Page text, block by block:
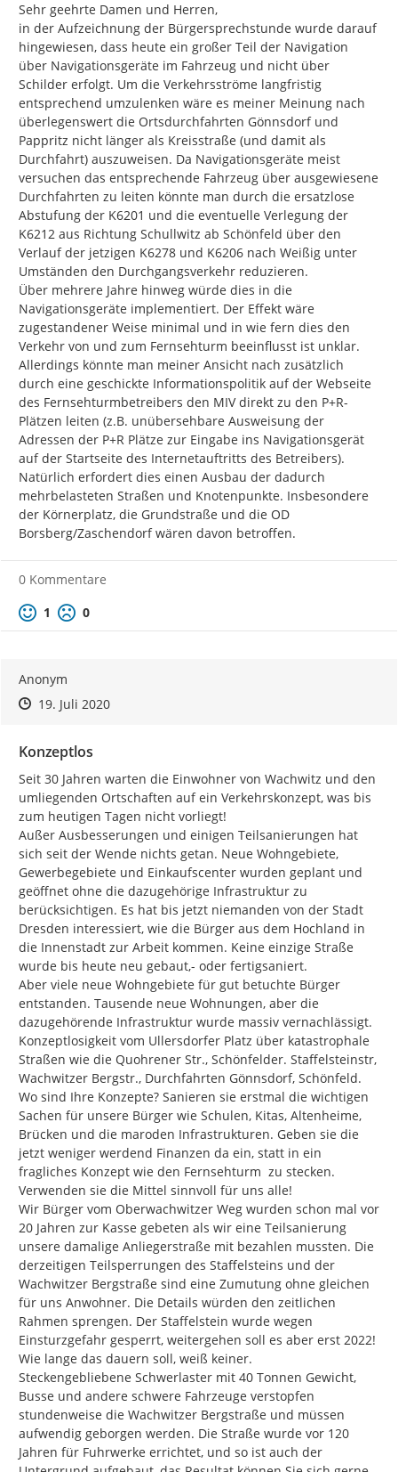
Sehr geehrte Damen und Herren,
in der Aufzeichnung der Bürgersprechstunde wurde darauf
hingewiesen, dass heute ein großer Teil der Navigation
über Navigationsgeräte im Fahrzeug und nicht über
Schilder erfolgt. Um die Verkehrsströme langfristig
entsprechend umzulenken wäre es meiner Meinung nach
überlegenswert die Ortsdurchfahrten Gönnsdorf und
Pappritz nicht länger als Kreisstraße (und damit als
Durchfahrt) auszuweisen. Da Navigationsgeräte meist
versuchen das entsprechende Fahrzeug über ausgewiesene
Durchfahrten zu leiten könnte man durch die ersatzlose
Abstufung der K6201 und die eventuelle Verlegung der
K6212 aus Richtung Schullwitz ab Schönfeld über den
Verlauf der jetzigen K6278 und K6206 nach Weißig unter
Umständen den Durchgangsverkehr reduzieren.
Über mehrere Jahre hinweg würde dies in die
Navigationsgeräte implementiert. Der Effekt wäre
zugestandener Weise minimal und in wie fern dies den
Verkehr von und zum Fernsehturm beeinflusst ist unklar.
Allerdings könnte man meiner Ansicht nach zusätzlich
durch eine geschickte Informationspolitik auf der Webseite
des Fernsehturmbetreibers den MIV direkt zu den P+R-
Plätzen leiten (z.B. unübersehbare Ausweisung der
Adressen der P+R Plätze zur Eingabe ins Navigationsgerät
auf der Startseite des Internetauftritts des Betreibers).
Natürlich erfordert dies einen Ausbau der dadurch
mehrbelasteten Straßen und Knotenpunkte. Insbesondere
der Körnerplatz, die Grundstraße und die OD
Borsberg/Zaschendorf wären davon betroffen.
0 Kommentare
Positive Bewertung
1 Negative Bewertung
0
Anonym
Zeitpunkt des Erstellens
Zeitpunkt des Erstellens
19. Juli 2020Zur Äußerung
Konzeptlos
Seit 30 Jahren warten die Einwohner von Wachwitz und den
umliegenden Ortschaften auf ein Verkehrskonzept, was bis
zum heutigen Tagen nicht vorliegt!
Außer Ausbesserungen und einigen Teilsanierungen hat
sich seit der Wende nichts getan. Neue Wohngebiete,
Gewerbegebiete und Einkaufscenter wurden geplant und
geöffnet ohne die dazugehörige Infrastruktur zu
berücksichtigen. Es hat bis jetzt niemanden von der Stadt
Dresden interessiert, wie die Bürger aus dem Hochland in
die Innenstadt zur Arbeit kommen. Keine einzige Straße
wurde bis heute neu gebaut,- oder fertigsaniert.
Aber viele neue Wohngebiete für gut betuchte Bürger
entstanden. Tausende neue Wohnungen, aber die
dazugehörende Infrastruktur wurde massiv vernachlässigt.
Konzeptlosigkeit vom Ullersdorfer Platz über katastrophale
Straßen wie die Quohrener Str., Schönfelder. Staffelsteinstr,
Wachwitzer Bergstr., Durchfahrten Gönnsdorf, Schönfeld.
Wo sind Ihre Konzepte? Sanieren sie erstmal die wichtigen
Sachen für unsere Bürger wie Schulen, Kitas, Altenheime,
Brücken und die maroden Infrastrukturen. Geben sie die
jetzt weniger werdend Finanzen da ein, statt in ein
fragliches Konzept wie den Fernsehturm  zu stecken.
Verwenden sie die Mittel sinnvoll für uns alle!
Wir Bürger vom Oberwachwitzer Weg wurden schon mal vor
20 Jahren zur Kasse gebeten als wir eine Teilsanierung
unsere damalige Anliegerstraße mit bezahlen mussten. Die
derzeitigen Teilsperrungen des Staffelsteins und der
Wachwitzer Bergstraße sind eine Zumutung ohne gleichen
für uns Anwohner. Die Details würden den zeitlichen
Rahmen sprengen. Der Staffelstein wurde wegen
Einsturzgefahr gesperrt, weitergehen soll es aber erst 2022!
Wie lange das dauern soll, weiß keiner.
Steckengebliebene Schwerlaster mit 40 Tonnen Gewicht,
Busse und andere schwere Fahrzeuge verstopfen
stundenweise die Wachwitzer Bergstraße und müssen
aufwendig geborgen werden. Die Straße wurde vor 120
Jahren für Fuhrwerke errichtet, und so ist auch der